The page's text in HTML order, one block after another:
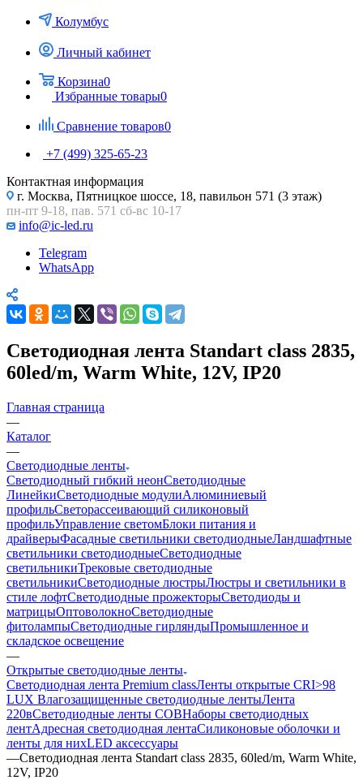
Колумбус
Личный кабинет
Корзина0
Избранные товары0
Сравнение товаров0
+7 (499) 325-65-23
Контактная информация
г. Москва, Пятницкое шоссе, 18, павильон 571 (3 этаж)
пн-пт 9-18, пав. 571 сб-вс 10-17
info@ic-led.ru
Telegram
WhatsApp
Светодиодная лента Standart class 2835,
60led/m, Warm White, 12V, IP20
Главная страница
—
Каталог
—
Светодиодные ленты
Светодиодный гибкий неонСветодиодные
ЛинейкиСветодиодные модулиАлюминиевый
профильСветорассеивающий силиконовый
профильУправление светомБлоки питания и
драйверыФасадные светильники светодиодныеЛандшафтные
светильники светодиодныеСветодиодные
светильникиТрековые светодиодные
светильникиСветодиодные люстрыЛюстры и светильники в
стиле лофтСветодиодные прожекторыСветодиоды и
матрицыОптоволокноСветодиодные
фитолампыСветодиодные гирляндыПромышленное и
складское освещение
—
Открытые светодиодные ленты
Светодиодная лента Premium classЛенты открытые CRI>98
LUX Влагозащищенные светодиодные лентыЛента
220вСветодиодные ленты COBНаборы светодиодных
лентАдресная светодиодная лентаСиликоновые оболочки и
ленты для нихLED аксессуары
—Светодиодная лента Standart class 2835, 60led/m, Warm White,
12V, IP20